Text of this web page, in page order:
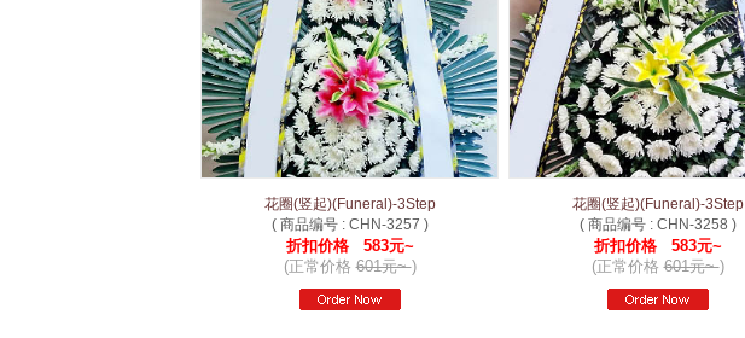
花圈(竖起)(Funeral)-3Step
( 商品编号 : CHN-3257 )
折扣价格 583元~
(正常价格601元~)
花圈(竖起)(Funeral)-3Step
( 商品编号 : CHN-3258 )
折扣价格 583元~
(正常价格601元~)